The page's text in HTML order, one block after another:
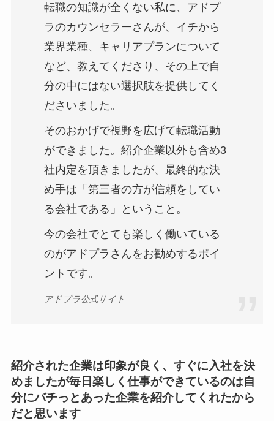
転職の知識が全くない私に、アドプ
ラのカウンセラーさんが、イチから
業界業種、キャリアプランについて
など、教えてくださり、その上で自
分の中にはない選択肢を提供してく
ださいました。
そのおかげで視野を広げて転職活動
ができました。紹介企業以外も含め3
社内定を頂きましたが、最終的な決
め手は「第三者の方が信頼をしてい
る会社である」ということ。
今の会社でとても楽しく働いている
のがアドプラさんをお勧めするポイ
ントです。
アドプラ公式サイト
紹介された企業は印象が良く、すぐに入社を決
めましたが毎日楽しく仕事ができているのは自
分にバチっとあった企業を紹介してくれたから
だと思います